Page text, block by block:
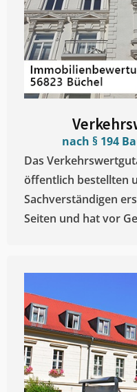
nach § 194
Das
öffentlich bestellten
Sachverständigen
Seiten und hat vor